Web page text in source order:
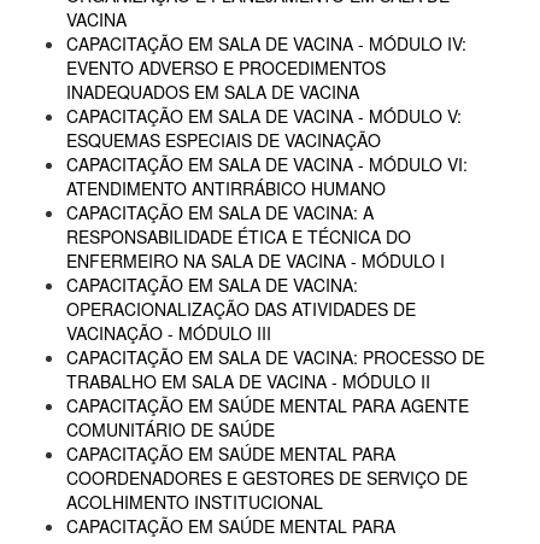
VACINA
CAPACITAÇÃO EM SALA DE VACINA - MÓDULO IV:
EVENTO ADVERSO E PROCEDIMENTOS
INADEQUADOS EM SALA DE VACINA
CAPACITAÇÃO EM SALA DE VACINA - MÓDULO V:
ESQUEMAS ESPECIAIS DE VACINAÇÃO
CAPACITAÇÃO EM SALA DE VACINA - MÓDULO VI:
ATENDIMENTO ANTIRRÁBICO HUMANO
CAPACITAÇÃO EM SALA DE VACINA: A
RESPONSABILIDADE ÉTICA E TÉCNICA DO
ENFERMEIRO NA SALA DE VACINA - MÓDULO I
CAPACITAÇÃO EM SALA DE VACINA:
OPERACIONALIZAÇÃO DAS ATIVIDADES DE
VACINAÇÃO - MÓDULO III
CAPACITAÇÃO EM SALA DE VACINA: PROCESSO DE
TRABALHO EM SALA DE VACINA - MÓDULO II
CAPACITAÇÃO EM SAÚDE MENTAL PARA AGENTE
COMUNITÁRIO DE SAÚDE
CAPACITAÇÃO EM SAÚDE MENTAL PARA
COORDENADORES E GESTORES DE SERVIÇO DE
ACOLHIMENTO INSTITUCIONAL
CAPACITAÇÃO EM SAÚDE MENTAL PARA